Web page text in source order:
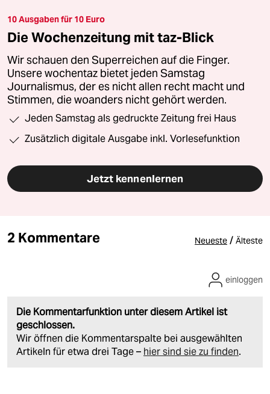
10 Ausgaben für 10 Euro
Die Wochenzeitung mit taz-Blick
Wir schauen den Superreichen auf die Finger.
Unsere wochentaz bietet jeden Samstag
Journalismus, der es nicht allen recht macht und
Stimmen, die woanders nicht gehört werden.
Jeden Samstag als gedruckte Zeitung frei Haus
Zusätzlich digitale Ausgabe inkl. Vorlesefunktion
Jetzt kennenlernen
2 Kommentare Neueste / Älteste
Die Kommentarfunktion unter diesem Artikel ist
geschlossen.
Wir öffnen die Kommentarspalte bei ausgewählten
Artikeln für etwa drei Tage – hier sind sie zu finden.
einloggen